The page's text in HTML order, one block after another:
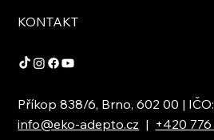
KONTAKT
Příkop 838/6, Brno, 602 00 |
info@eko-adepto.cz | +420